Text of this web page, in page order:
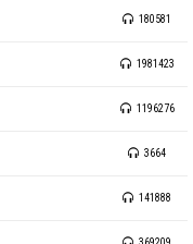
180581
1981423
1196276
3664
141888